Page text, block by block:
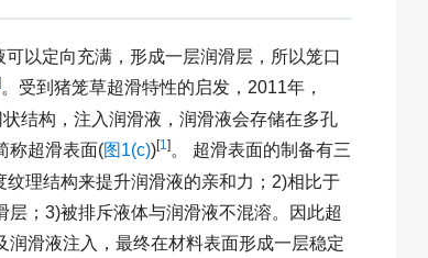
以定向充满，形成一层润滑层，所以笼口
。受到猪笼草超滑特性的启发，2011年，
结构，注入润滑液，润滑液会存储在多孔
称超滑表面(图1(c))[1]。 超滑表面的制备有三
理结构来提升润滑液的亲和力；2)相比于
；3)被排斥液体与润滑液不混溶。因此超
滑液注入，最终在材料表面形成一层稳定